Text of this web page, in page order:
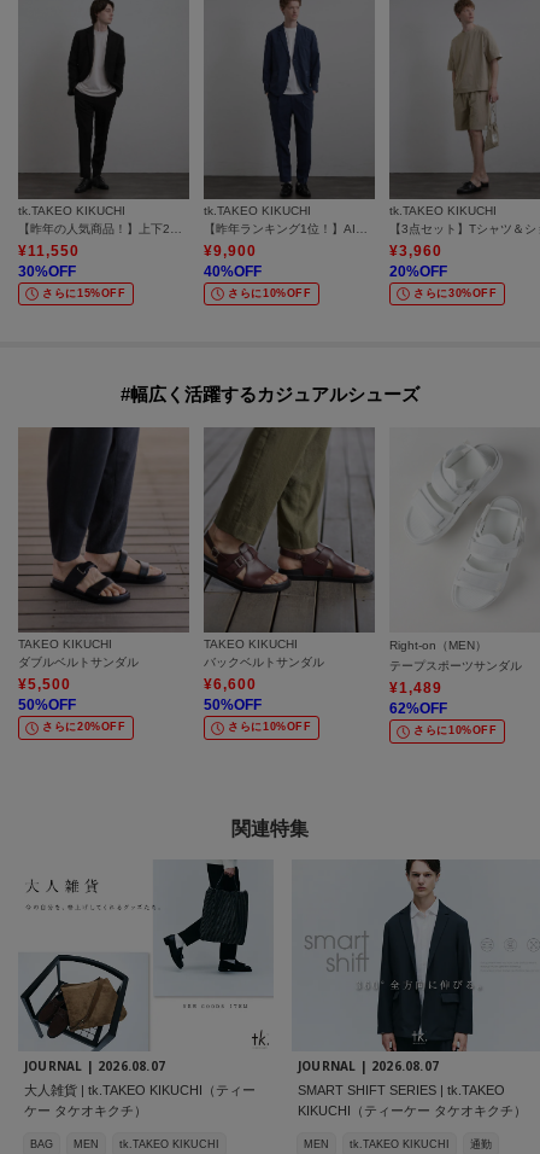
tk.TAKEO KIKUCHI
¥11,550
30%OFF
さらに15%OFF
tk.TAKEO KIKUCHI
¥9,900
40%OFF
さらに10%OFF
tk.TAKEO KIKUCHI
¥3,960
20%OFF
さらに30%OFF
#幅広く活躍するカジュアルシューズ
TAKEO KIKUCHI
ダブルベルトサンダル
¥5,500
50%OFF
さらに20%OFF
TAKEO KIKUCHI
バックベルトサンダル
¥6,600
50%OFF
さらに10%OFF
Right-on（MEN）
テープスポーツサンダル
¥1,489
62%OFF
さらに10%OFF
関連特集
JOURNAL | 2026.08.07
大人雑貨 | tk.TAKEO KIKUCHI（ティー
ケー タケオキクチ）
BAG MEN tk.TAKEO KIKUCHI
JOURNAL | 2026.08.07
SMART SHIFT SERIES | tk.TAKEO
KIKUCHI（ティーケー タケオキクチ）
MEN tk.TAKEO KIKUCHI 通勤